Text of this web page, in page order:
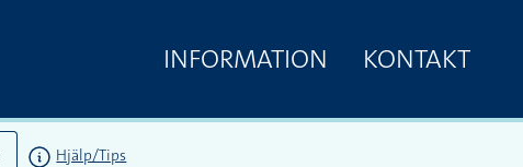
INFORMATION KONTAKT
Hjälp/Tips